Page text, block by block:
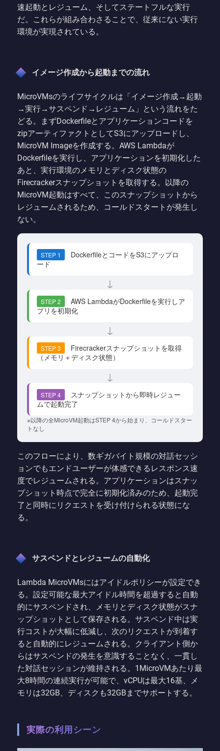
速起動とレジューム、そしてステートフルな実行
だ。これらが組み合わさることで、従来にない実行
環境が実現されている。
イメージ作成から起動までの流れ
MicroVMsのライフサイクルは「イメージ作成→起動
→実行→サスペンド→レジューム」という流れをた
どる。まずDockerfileとアプリケーションコードを
zipアーティファクトとしてS3にアップロードし、
MicroVM Imageを作成する。AWS Lambdaが
Dockerfileを実行し、アプリケーションを初期化した
あと、実行環境のメモリとディスク状態の
Firecrackerスナップショットを取得する。以降の
MicroVM起動はすべて、このスナップショットから
レジュームされるため、コールドスタートが発生し
ない。
STEP 1
DockerfileとコードをS3にアップロ
ード
↓
STEP 2
AWS LambdaがDockerfileを実行しア
プリを初期化
↓
STEP 3
Firecrackerスナップショットを取得
（メモリ＋ディスク状態）
↓
STEP 4
スナップショットから即時レジュー
ムで起動完了
※以降の全MicroVM起動はSTEP 4から始まり、コールドスター
トなし
このフローにより、数ギガバイト規模の対話セッシ
ョンでもエンドユーザーが体感できるレスポンス速
度でレジュームされる。アプリケーションはスナッ
プショット時点で完全に初期化済みのため、起動完
了と同時にリクエストを受け付けられる状態にな
る。
サスペンドとレジュームの自動化
Lambda MicroVMsにはアイドルポリシーが設定でき
る。設定可能な最大アイドル時間を超過すると自動
的にサスペンドされ、メモリとディスク状態がスナ
ップショットとして保存される。サスペンド中は実
行コストが大幅に低減し、次のリクエストが到着す
ると自動的にレジュームされる。クライアント側か
らはサスペンドの発生を意識することなく、一貫し
た対話セッションが維持される。1MicroVMあたり最
大8時間の連続実行が可能で、vCPUは最大16基、メ
モリは32GB、ディスクも32GBまでサポートする。
実際の利用シーン